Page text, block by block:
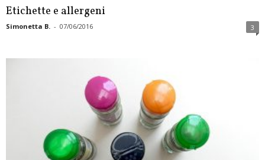
Etichette e allergeni
Simonetta B. - 07/06/2016 3